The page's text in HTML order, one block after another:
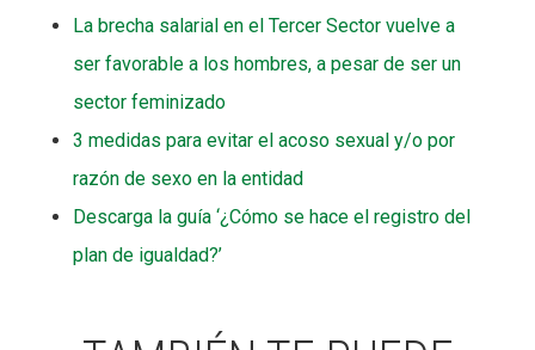
La brecha salarial en el Tercer Sector vuelve a
ser favorable a los hombres, a pesar de ser un
sector feminizado
3 medidas para evitar el acoso sexual y/o por
razón de sexo en la entidad
Descarga la guía ‘¿Cómo se hace el registro del
plan de igualdad?’